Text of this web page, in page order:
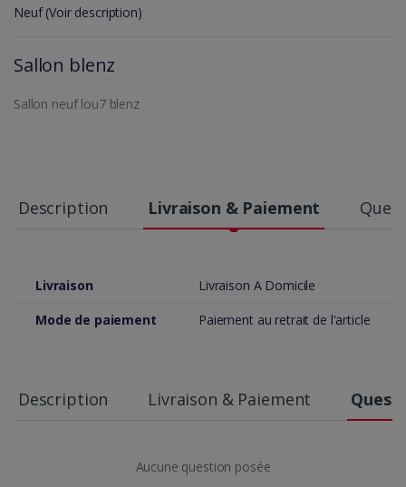
Neuf (Voir description)
Sallon blenz
Sallon neuf lou7 blenz
Description Livraison & Paiement
Livraison
Livraison A Domicile
Mode de paiement
Paiement au retrait de l'article
Description Livraison & Paiement
Aucune question posée